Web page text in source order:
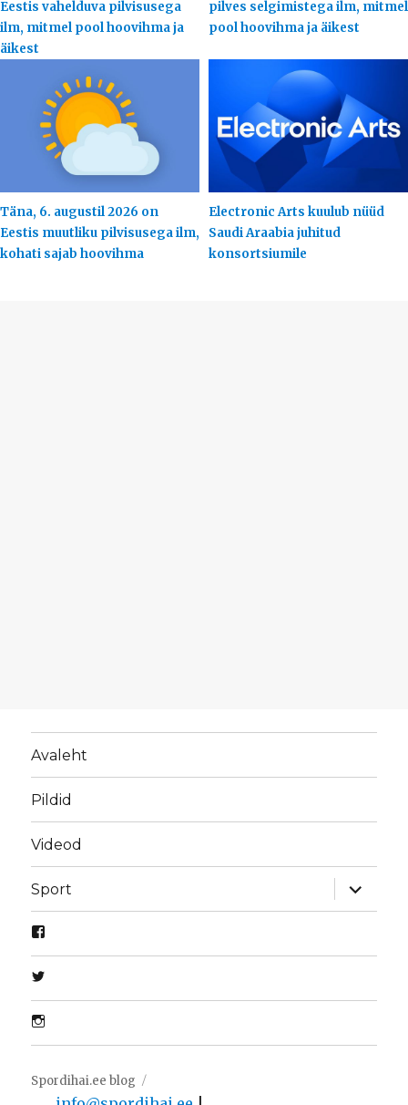
Eestis vahelduva pilvisusega
ilm, mitmel pool hoovihma ja
äikest
pilves selgimistega ilm, mitmel
pool hoovihma ja äikest
Täna, 6. augustil 2026 on
Eestis muutliku pilvisusega ilm,
kohati sajab hoovihma
Electronic Arts kuulub nüüd
Saudi Araabia juhitud
konsortsiumile
Avaleht
Pildid
Videod
Sport
laienda
Spordihai.ee blog